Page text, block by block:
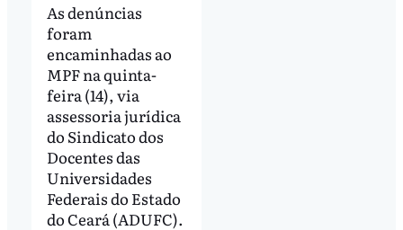
As denúncias
foram
encaminhadas ao
MPF na quinta-
feira (14), via
assessoria jurídica
do Sindicato dos
Docentes das
Universidades
Federais do Estado
do Ceará (ADUFC).